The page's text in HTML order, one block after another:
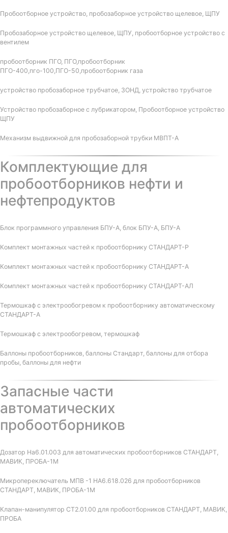
Пробоотборное устройство, пробозаборное устройство щелевое, ЩПУ
Пробозаборное устройство щелевое, ЩПУ, пробоотборное устройство с
вентилем
пробоотборник ПГО, ПГО,пробоотборник
ПГО-400,пго-100,ПГО-50,пробоотборник газа
устройство пробозаборное трубчатое, ЗОНД, устройство трубчатое
Устройство пробозаборное с лубрикатором, Пробоотборное устройство
ЩПУ
Механизм выдвижной для пробозаборной трубки МВПТ-А
Комплектующие для
пробоотборников нефти и
нефтепродуктов
Блок программного управления БПУ-А, блок БПУ-А, БПУ-А
Комплект монтажных частей к пробоотборнику СТАНДАРТ-Р
Комплект монтажных частей к пробоотборнику СТАНДАРТ-А
Комплект монтажных частей к пробоотборнику СТАНДАРТ-АЛ
Термошкаф с электрообогревом к пробоотборнику автоматическому
СТАНДАРТ-А
Термошкаф с электрообогревом, термошкаф
Баллоны пробоотборников, баллоны Стандарт, баллоны для отбора
пробы, баллоны для нефти
Запасные части
автоматических
пробоотборников
Дозатор На6.01.003 для автоматических пробоотборников СТАНДАРТ,
МАВИК, ПРОБА-1М
Микропереключатель МПВ -1 НА6.618.026 для пробоотборников
СТАНДАРТ, МАВИК, ПРОБА-1М
Клапан-манипулятор СТ2.01.00 для пробоотборников СТАНДАРТ, МАВИК,
ПРОБА